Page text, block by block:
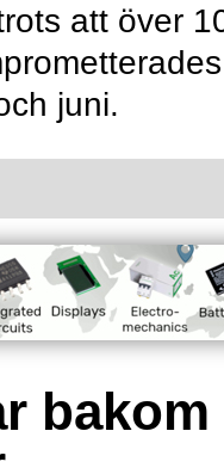
att över
juni.
bakom